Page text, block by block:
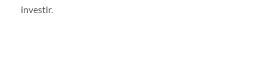
investir.